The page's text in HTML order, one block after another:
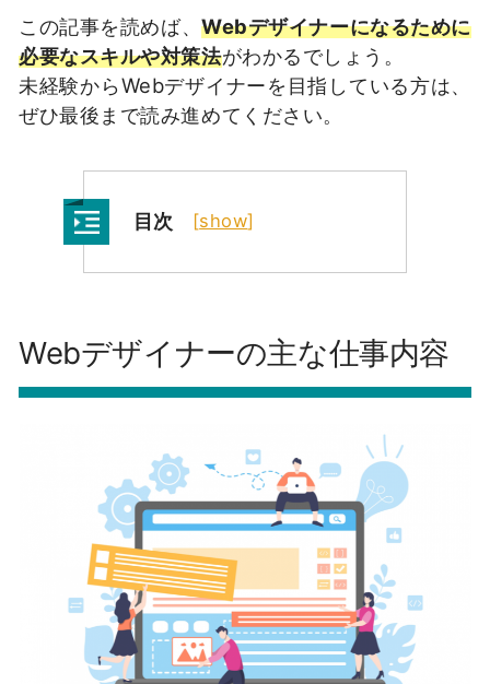
この記事を読めば、Webデザイナーになるために
必要なスキルや対策法がわかるでしょう。
未経験からWebデザイナーを目指している方は、
ぜひ最後まで読み進めてください。
目次 [show]
Webデザイナーの主な仕事内容